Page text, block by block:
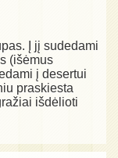
Į jį sudedami
(išėmus
į desertui
praskiesta
išdėlioti